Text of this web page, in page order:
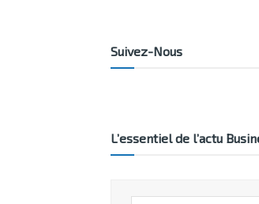
Suivez-Nous
L’essentiel de l’actu